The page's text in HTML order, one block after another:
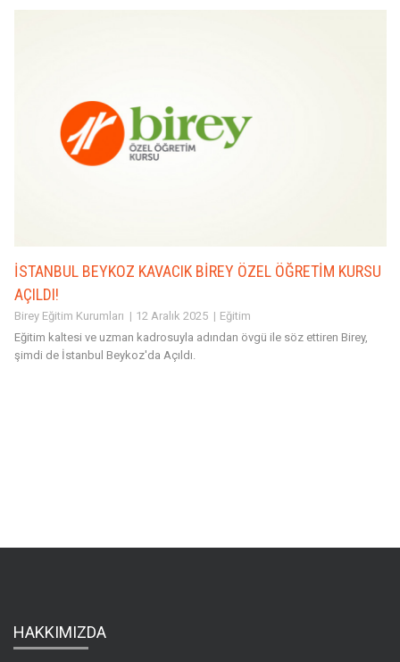
İSTANBUL BEYKOZ KAVACIK BİREY ÖZEL ÖĞRETİM KURSU
AÇILDI!
Birey Eğitim Kurumları 12 Aralık 2025
Eğitim
Eğitim kaltesi ve uzman kadrosuyla adından övgü ile söz ettiren Birey,
şimdi de İstanbul Beykoz'da Açıldı.
HAKKIMIZDA